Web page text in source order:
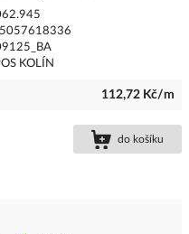
KOLÍN
112,72 Kč/m
do košíku